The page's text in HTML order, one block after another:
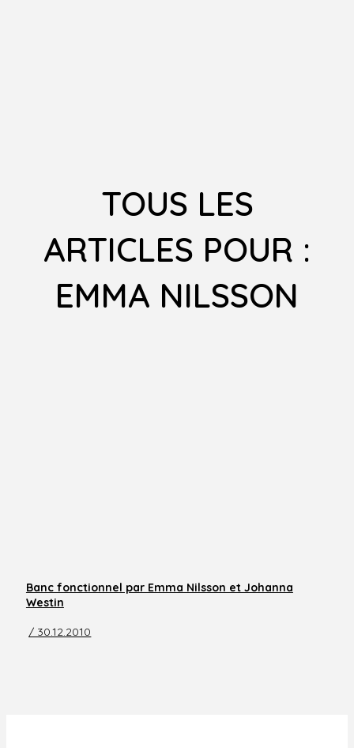
TOUS LES
ARTICLES POUR :
EMMA NILSSON
Banc fonctionnel par Emma Nilsson et Johanna
Westin
/ 30.12.2010